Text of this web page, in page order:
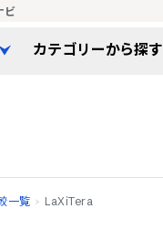
ビ
カテゴリーから探す
一覧 LaXiTera